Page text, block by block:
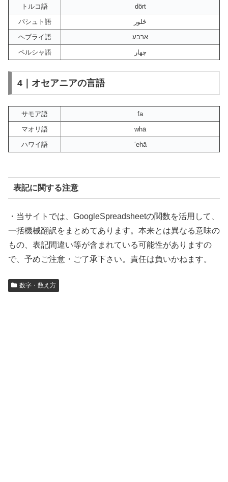
トルコ語
dört
パシュト語
څلور
ヘブライ語
ארבע
ペルシャ語
چهار
4｜オセアニアの言語
サモア語
fa
マオリ語
whā
ハワイ語
ʻehā
表記に関する注意
・当サイトでは、GoogleSpreadsheetの関数を活用して、
一括機械翻訳をまとめてあります。本来とは異なる意味の
もの、表記間違い等が含まれている可能性がありますの
で、予めご注意・ご了承下さい。責任は負いかねます。
数字・数え方